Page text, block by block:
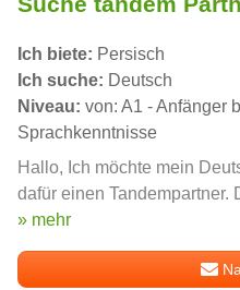
Ich biete: Persisch
Ich suche: Deutsch
Niveau: von: A1 - Anfänger
Sprachkenntnisse
Hallo, Ich möchte mein
dafür einen Tandempartner.
» mehr